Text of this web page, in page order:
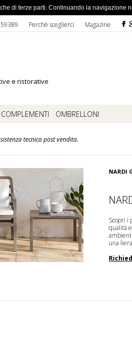
Perchè sceglierci Magazine F
e ristorative
COMPLEMENTI OMBRELLONI
tecnica post vendita.
NARDI
Scopri i
qualità
una
di terze parti. Continuando la navigazione